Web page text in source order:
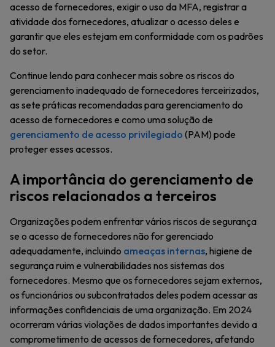
acesso de fornecedores, exigir o uso da MFA, registrar a
atividade dos fornecedores, atualizar o acesso deles e
garantir que eles estejam em conformidade com os padrões
do setor.
Continue lendo para conhecer mais sobre os riscos do
gerenciamento inadequado de fornecedores terceirizados,
as sete práticas recomendadas para gerenciamento do
acesso de fornecedores e como uma solução de
gerenciamento de acesso privilegiado (PAM) pode
proteger esses acessos.
A importância do gerenciamento de
riscos relacionados a terceiros
Organizações podem enfrentar vários riscos de segurança
se o acesso de fornecedores não for gerenciado
adequadamente, incluindo ameaças internas, higiene de
segurança ruim e vulnerabilidades nos sistemas dos
fornecedores. Mesmo que os fornecedores sejam externos,
os funcionários ou subcontratados deles podem acessar as
informações confidenciais de uma organização. Em 2024
ocorreram várias violações de dados importantes devido a
comprometimento de acessos de fornecedores, afetando